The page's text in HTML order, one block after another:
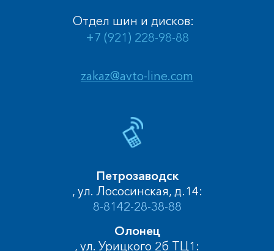
zakaz@avto-line.com
Отдел шин и дисков:
+7 (921) 228-98-88
Петрозаводск
, ул. Лососинская, д.14:
8-8142-28-38-88
Олонец
, ул. Урицкого 2б ТЦ1: